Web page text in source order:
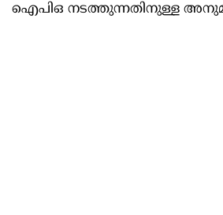
ഐപിഒ നടത്തുന്നതിനുള്ള അനുമതി